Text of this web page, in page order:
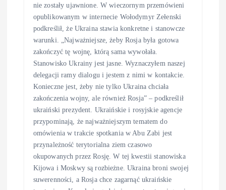
nie zostały ujawnione. W wieczornym przemówieni
opublikowanym w internecie Wołodymyr Zełenski
podkreślił, że Ukraina stawia konkretne i stanowcze
warunki. „Najważniejsze, żeby Rosja była gotowa
zakończyć tę wojnę, którą sama wywołała.
Stanowisko Ukrainy jest jasne. Wyznaczyłem naszej
delegacji ramy dialogu i jestem z nimi w kontakcie.
Konieczne jest, żeby nie tylko Ukraina chciała
zakończenia wojny, ale również Rosja” – podkreślił
ukraiński prezydent. Ukraińskie i rosyjskie agencje
przypominają, że najważniejszym tematem do
omówienia w trakcie spotkania w Abu Zabi jest
przynależność terytorialna ziem czasowo
okupowanych przez Rosję. W tej kwestii stanowiska
Kijowa i Moskwy są rozbieżne. Ukraina broni swojej
suwerenności, a Rosja chce zagarnąć ukraińskie